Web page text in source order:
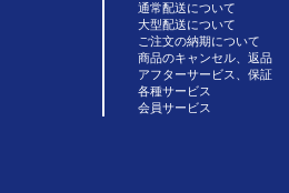
通常配送について
大型配送について
ご注文の納期について
商品のキャンセル、返品
アフターサービス、保証
各種サービス
会員サービス